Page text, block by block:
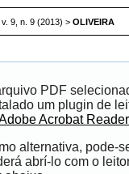
v. 9, n. 9 (2013) > OLIVEIRA
PDF
um plugin de
Acrobat Reader
alternativa, pode-
abrí-lo com o